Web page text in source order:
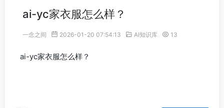
ai-yc家衣服怎么样？
一念之间 2026-01-20 07:54:13 AI知识库 13
ai-yc家衣服怎么样？